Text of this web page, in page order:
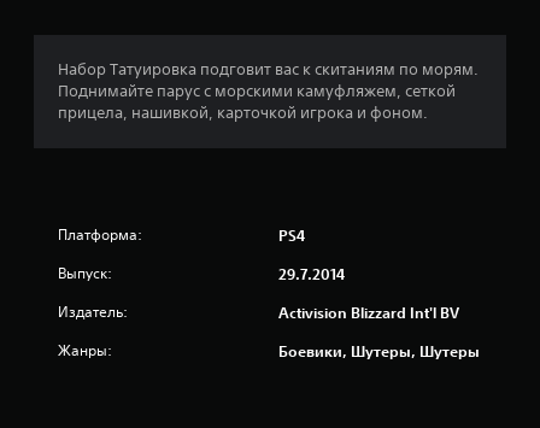
:
4
6
Набор Татуировка подговит вас к скитаниям по морям.
Поднимайте парус с морскими камуфляжем, сеткой
прицела, нашивкой, карточкой игрока и фоном.
Платформа: PS4
Выпуск: 29.7.2014
Издатель: Activision Blizzard Int'l BV
Жанры: Боевики, Шутеры, Шутеры